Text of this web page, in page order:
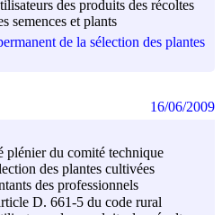
des produits des récoltes
semences et plants
de la sélection des plantes
plénier du comité technique
des plantes cultivées
des professionnels
D. 661-5 du code rural
16/06/2009